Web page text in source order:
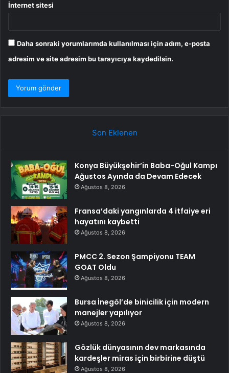
İnternet sitesi
Daha sonraki yorumlarımda kullanılması için adım, e-posta
adresim ve site adresim bu tarayıcıya kaydedilsin.
Son Eklenen
Konya Büyükşehir’in Baba-Oğul Kampı
Ağustos Ayında da Devam Edecek
Ağustos 8, 2026
Fransa’daki yangınlarda 4 itfaiye eri
hayatını kaybetti
Ağustos 8, 2026
PMCC 2. Sezon Şampiyonu TEAM
GOAT Oldu
Ağustos 8, 2026
Bursa İnegöl’de binicilik için modern
manejler yapılıyor
Ağustos 8, 2026
Gözlük dünyasının dev markasında
kardeşler miras için birbirine düştü
Ağustos 8, 2026